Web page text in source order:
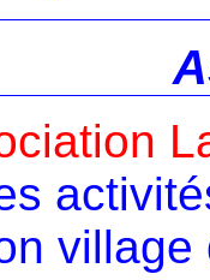
village